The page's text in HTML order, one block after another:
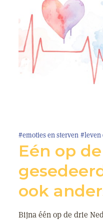
#emoties en sterven #leven
Eén op
ook
Bijna één op de drie